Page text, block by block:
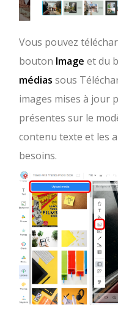
Vous pouvez
bouton Image et du
médias sous
images mises à jour
présentes sur le
contenu texte et les
besoins.